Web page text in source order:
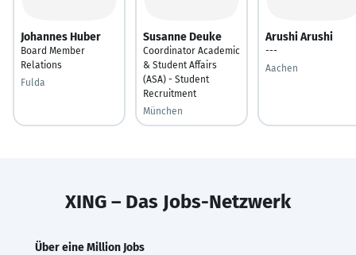
Johannes Huber
Board Member
Relations
Fulda
Susanne Deuke
Coordinator Academic
& Student Affairs
(ASA) - Student
Recruitment
München
Arushi Arushi
---
Aachen
XING – Das Jobs-Netzwerk
Über eine Million Jobs